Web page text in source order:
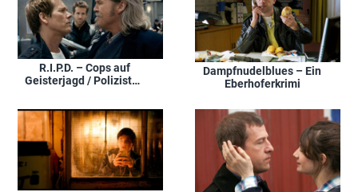
R.I.P.D. – Cops auf
Geisterjagd / Polizisten
in Peace Department
Dampfnudelblues – Ein
Eberhoferkrimi